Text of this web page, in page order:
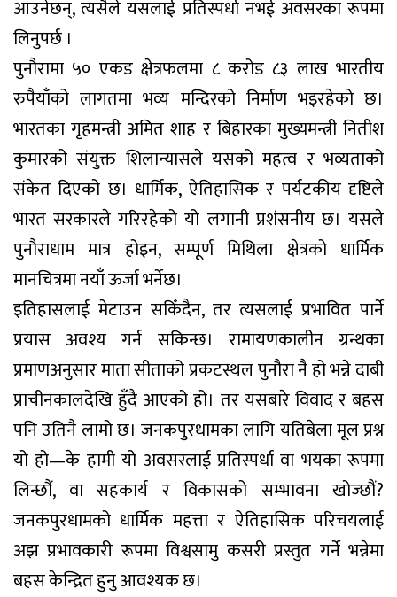
आउनेछन्, त्यसैले यसलाई प्रतिस्पर्धा नभई अवसरका रूपमा
लिनुपर्छ ।
पुनौरामा ५० एकड क्षेत्रफलमा ८ करोड ८३ लाख भारतीय
रुपैयाँको लागतमा भव्य मन्दिरको निर्माण भइरहेको छ।
भारतका गृहमन्त्री अमित शाह र बिहारका मुख्यमन्त्री नितीश
कुमारको संयुक्त शिलान्यासले यसको महत्व र भव्यताको
संकेत दिएको छ। धार्मिक, ऐतिहासिक र पर्यटकीय दृष्टिले
भारत सरकारले गरिरहेको यो लगानी प्रशंसनीय छ। यसले
पुनौराधाम मात्र होइन, सम्पूर्ण मिथिला क्षेत्रको धार्मिक
मानचित्रमा नयाँ ऊर्जा भर्नेछ।
इतिहासलाई मेटाउन सकिँदैन, तर त्यसलाई प्रभावित पार्ने
प्रयास अवश्य गर्न सकिन्छ। रामायणकालीन ग्रन्थका
प्रमाणअनुसार माता सीताको प्रकटस्थल पुनौरा नै हो भन्ने दाबी
प्राचीनकालदेखि हुँदै आएको हो। तर यसबारे विवाद र बहस
पनि उतिनै लामो छ। जनकपुरधामका लागि यतिबेला मूल प्रश्न
यो हो—के हामी यो अवसरलाई प्रतिस्पर्धा वा भयका रूपमा
लिन्छौं, वा सहकार्य र विकासको सम्भावना खोज्छौं?
जनकपुरधामको धार्मिक महत्ता र ऐतिहासिक परिचयलाई
अझ प्रभावकारी रूपमा विश्वसामु कसरी प्रस्तुत गर्ने भन्नेमा
बहस केन्द्रित हुनु आवश्यक छ।